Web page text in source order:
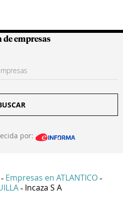
Colombianas
empresas
por:
- Empresas en ATLANTICO -
- Incaza S A